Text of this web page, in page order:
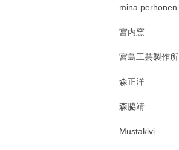
mina perhonen
宮内窯
宮島工芸製作所
森正洋
森脇靖
Mustakivi